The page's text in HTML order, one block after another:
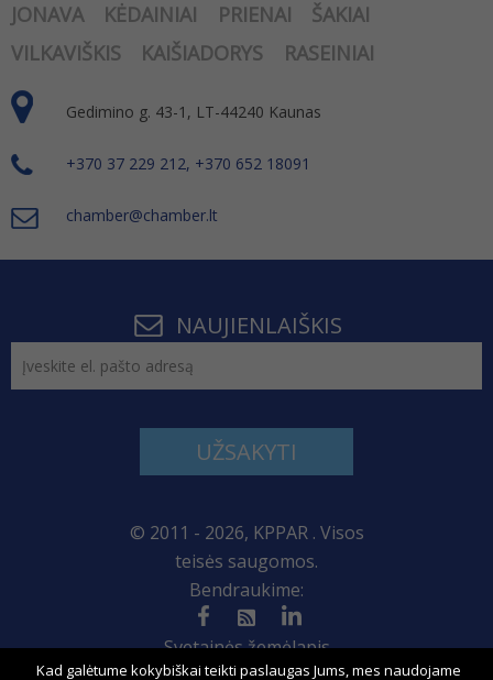
JONAVA
KĖDAINIAI PRIENAI
ŠAKIAI
VILKAVIŠKIS
KAIŠIADORYS RASEINIAI
Gedimino g. 43-1, LT-44240 Kaunas
+370 37 229 212, +370 652 18091
chamber@chamber.lt
NAUJIENLAIŠKIS
UŽSAKYTI
© 2011 - 2026, KPPAR . Visos
teisės saugomos.
Bendraukime:
Svetainės žemėlapis
Kad galėtume kokybiškai teikti paslaugas Jums, mes naudojame